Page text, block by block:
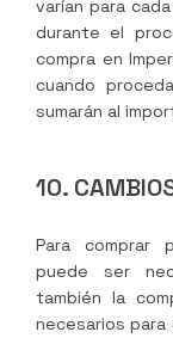
varían para
durante el
compra en
cuando
sumarán al
10.
Para
puede ser
también la
necesarios